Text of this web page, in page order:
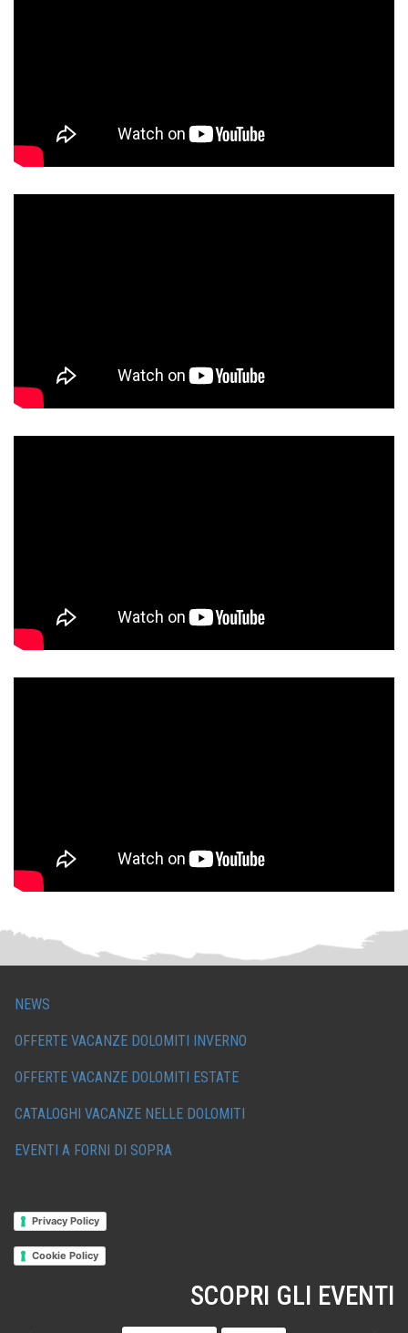
NEWS
OFFERTE VACANZE DOLOMITI INVERNO
OFFERTE VACANZE DOLOMITI ESTATE
CATALOGHI VACANZE NELLE DOLOMITI
EVENTI A FORNI DI SOPRA
Privacy Policy
Cookie Policy
SCOPRI GLI EVENTI